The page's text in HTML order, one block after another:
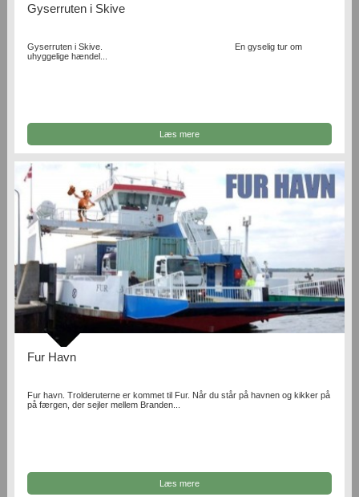
Gyserruten i Skive
Gyserruten i Skive. En gyselig tur om
uhyggelige hændel...
Læs mere
Fur Havn
Fur havn. Trolderuterne er kommet til Fur. Når du står på havnen og kikker på
på færgen, der sejler mellem Branden...
Læs mere